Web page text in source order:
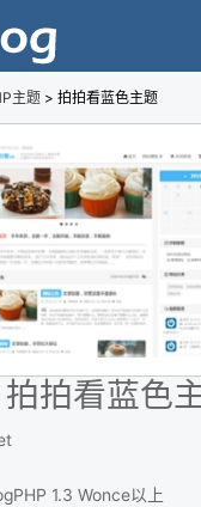
主题 > 拍拍看蓝色主题
拍拍看蓝色
1.3 Wonce以上